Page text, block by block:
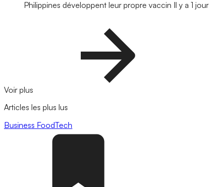
Philippines développent leur propre vaccin Il y a 1 jour
Voir plus
Articles les plus lus
Business FoodTech